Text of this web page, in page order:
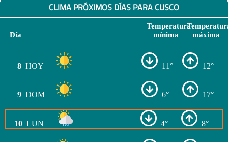
CLIMA PRÓXIMOS DÍAS PARA CUSCO
Día
Temperatura
mínima
máxima
8 HOY 11° 12°
9 DOM 6° 17°
10 LUN 4° 8°